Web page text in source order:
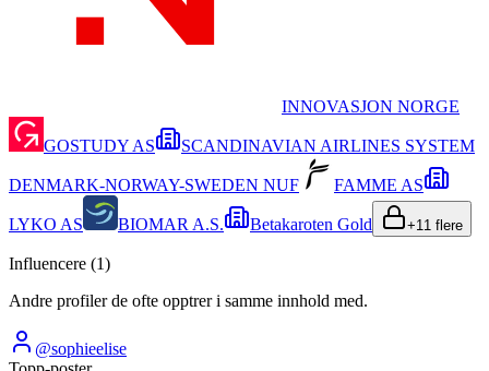
INNOVASJON NORGE
GOSTUDY AS SCANDINAVIAN AIRLINES SYSTEM
DENMARK-NORWAY-SWEDEN NUF FAMME AS
LYKO AS BIOMAR A.S. Betakaroten Gold +11 flere
Influencere (1)
Andre profiler de ofte opptrer i samme innhold med.
@sophieelise